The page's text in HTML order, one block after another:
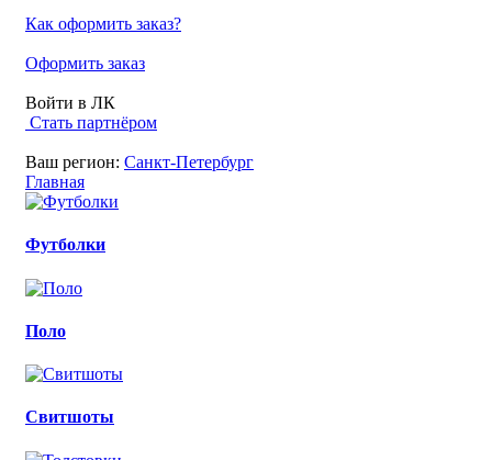
Как оформить заказ?
Оформить заказ
Войти в ЛК
Стать партнёром
Ваш регион: Санкт-Петербург
Главная
Футболки
Поло
Свитшоты